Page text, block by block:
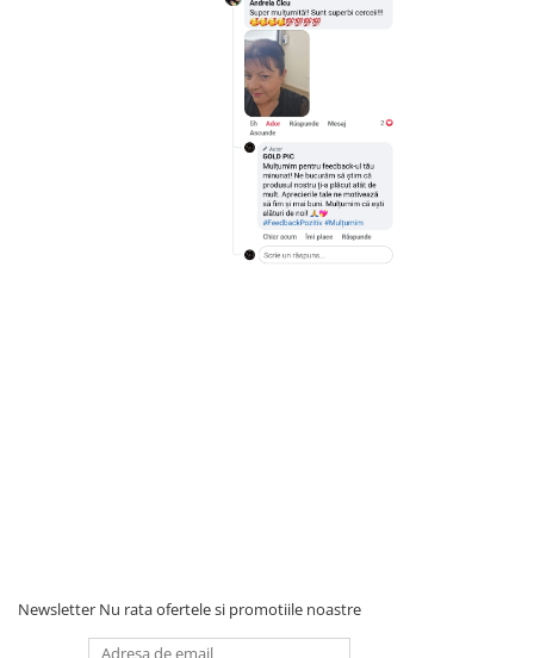
Newsletter Nu rata ofertele si promotiile noastre